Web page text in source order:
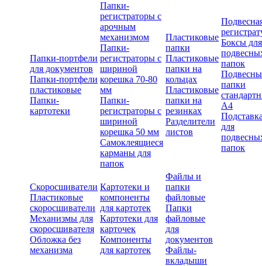
Папки-портфели
для документов
Папки-портфели
пластиковые
Папки-
картотеки
Папки-
регистраторы с
арочным
механизмом
Папки-
регистраторы с
шириной
корешка 70-80
мм
Папки-
регистраторы с
шириной
корешка 50 мм
Самоклеящиеся
карманы для
папок
Пластиковые
папки
Пластиковые
папки на
кольцах
Пластиковые
папки на
резинках
Разделители
листов
Боксы для
папок
папки
А4
для
папок
Скоросшиватели
Пластиковые
скоросшиватели
Механизмы для
скоросшивателя
Обложка без
механизма
Картотеки и
компоненты
для картотек
Картотеки для
карточек
Компоненты
для картотек
Файлы и
папки
файловые
Папки
файловые
для
документов
Файлы-
вкладыши